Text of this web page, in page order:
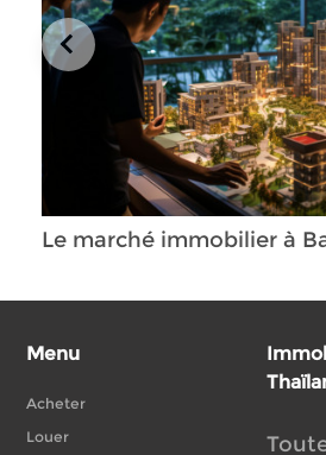
Menu
Acheter
Louer